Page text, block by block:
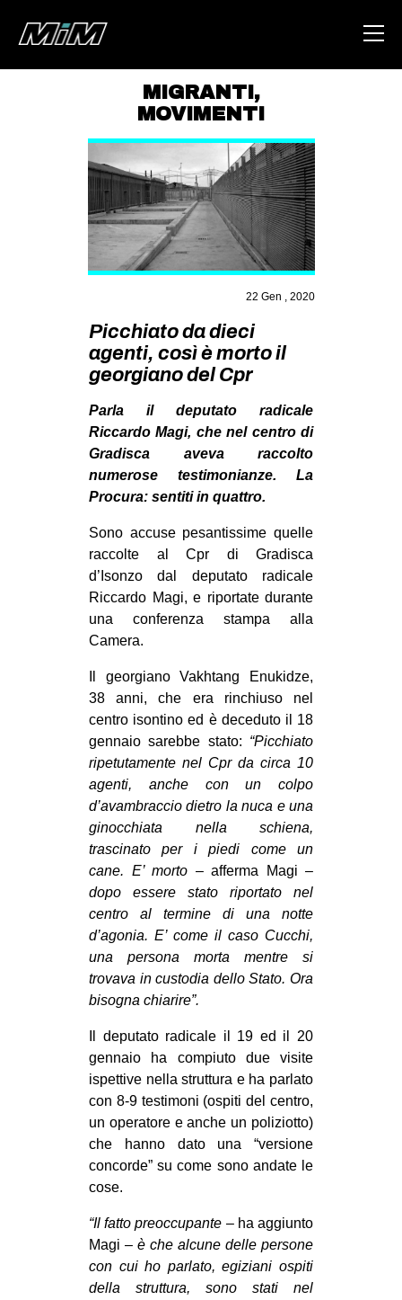
HOME
AREA
DEGENERAZIONE
GAZA FREESTYLE
STUDENTI TSUNAMI
ZAM
MILANO
MOBILITAZIONI
SPAZI
SPORT POPOLARE
MOVIMENTI
AMBIENTE
ANTIFASCISMO
MIGRAZIONI
PRECARIATO
REPRESSIONE
STUDENTI
CULTURE
ARTE
CINEMA
MANIFESTI
RECENSIONI
AFRICA
AMERICHE
ESTREMO ORIENTE
EUROPA
MEDIO ORIENTE
EVENTI
in
MIGRANTI ,
MOVIMENTI
22 Gen , 2020
Picchiato da dieci
agenti, così è morto il
georgiano del Cpr
Parla il deputato radicale
Riccardo Magi, che nel centro di
Gradisca aveva raccolto
numerose testimonianze. La
Procura: sentiti in quattro.
Sono accuse pesantissime quelle
raccolte al Cpr di Gradisca
d’Isonzo dal deputato radicale
Riccardo Magi, e riportate durante
una conferenza stampa alla
Camera.
Il georgiano Vakhtang Enukidze,
38 anni, che era rinchiuso nel
centro isontino ed è deceduto il 18
gennaio sarebbe stato: “Picchiato
ripetutamente nel Cpr da circa 10
agenti, anche con un colpo
d’avambraccio dietro la nuca e una
ginocchiata nella schiena,
trascinato per i piedi come un
cane. E’ morto – afferma Magi –
dopo essere stato riportato nel
centro al termine di una notte
d’agonia. E’ come il caso Cucchi,
una persona morta mentre si
trovava in custodia dello Stato. Ora
bisogna chiarire”.
Il deputato radicale il 19 ed il 20
gennaio ha compiuto due visite
ispettive nella struttura e ha parlato
con 8-9 testimoni (ospiti del centro,
un operatore e anche un poliziotto)
che hanno dato una “versione
concorde” su come sono andate le
cose.
“Il fatto preoccupante – ha aggiunto
Magi – è che alcune delle persone
con cui ho parlato, egiziani ospiti
della struttura, sono stati nel